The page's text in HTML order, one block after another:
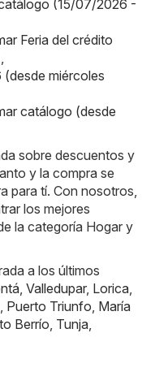
(15/07/2026 -
Feria del crédito
miércoles
catálogo (desde
sobre descuentos y
y la compra se
para tí. Con nosotros,
los mejores
la categoría Hogar y
a los últimos
Valledupar, Lorica
Puerto Triunfo María
Berrío Tunja